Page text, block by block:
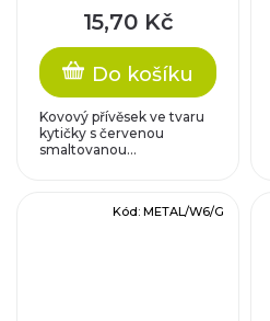
15,70 Kč
Do košíku
Kovový přívěsek ve tvaru
kytičky s červenou
smaltovanou...
Kód: METAL/W6/G